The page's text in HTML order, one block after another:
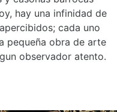
hay una infinidad de
cada uno
pequeña obra de arte
observador atento.